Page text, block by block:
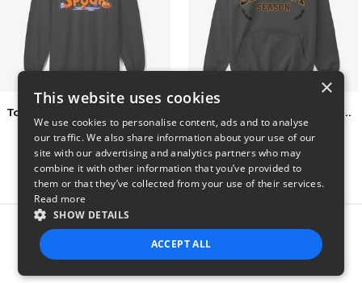
$37
Varsity Halloween Spooky Season Letter
$29
Report this product
×
This website uses cookies
We use cookies to personalise content, ads and to analyse
our traffic. We also share information about your use of our
site with our advertising and analytics partners who may
combine it with other information that you’ve provided to
them or that they’ve collected from your use of their services.
Read more
SHOW DETAILS
ACCEPT ALL